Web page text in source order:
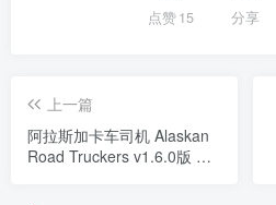
点赞15 分享
上一篇
阿拉斯加卡车司机 Alaskan
Road Truckers v1.6.0版 集